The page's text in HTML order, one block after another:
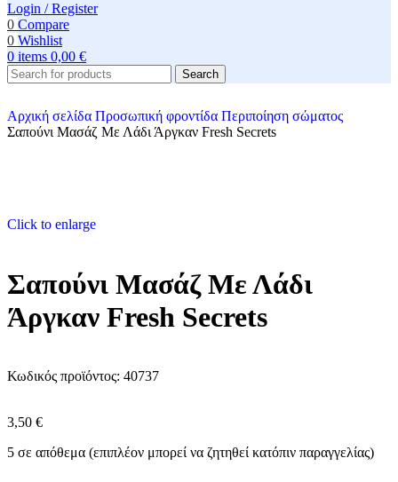
Login / Register
0 Compare
0 Wishlist
0 items 0,00 €
Search
Αρχική σελίδα Προσωπική φροντίδα Περιποίηση σώματος
Σαπούνι Μασάζ Με Λάδι Άργκαν Fresh Secrets
Click to enlarge
Σαπούνι Μασάζ Με Λάδι
Άργκαν Fresh Secrets
Κωδικός προϊόντος: 40737
3,50 €
5 σε απόθεμα (επιπλέον μπορεί να ζητηθεί κατόπιν παραγγελίας)